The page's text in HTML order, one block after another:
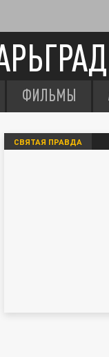
ФИЛЬМЫ
СВЯТАЯ ПРАВДА